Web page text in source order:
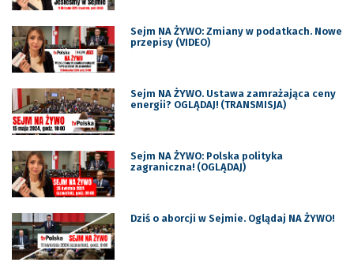
Sejm NA ŻYWO: Zmiany w podatkach. Nowe
przepisy (VIDEO)
Sejm NA ŻYWO. Ustawa zamrażająca ceny
energii? OGLĄDAJ! (TRANSMISJA)
Sejm NA ŻYWO: Polska polityka
zagraniczna! (OGLĄDAJ)
Dziś o aborcji w Sejmie. Oglądaj NA ŻYWO!